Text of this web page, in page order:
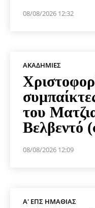
08/08/2026 12:32
ΑΚΑΔΗΜΊΕΣ
του
Βελβεντό
08/08/2026 12:09
Α' ΕΠΣ ΗΜΑΘΊΑΣ